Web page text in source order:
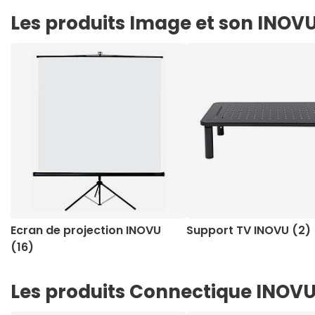
Les produits Image et son
Ecran de projection INOVU
(16)
Support TV INOVU (2)
Les produits Connectique